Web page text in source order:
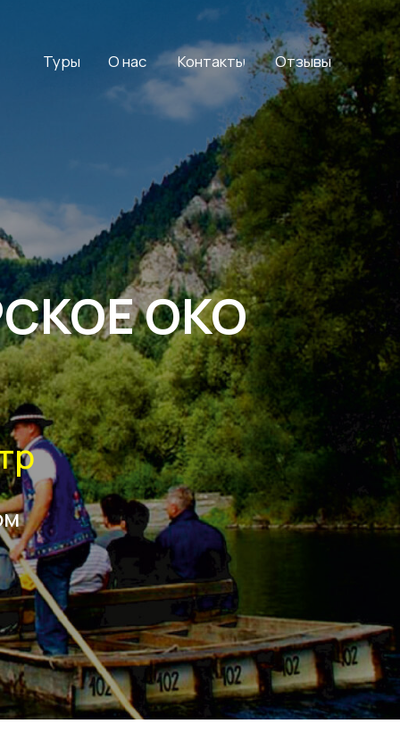
ОКО
О нас Контакты Отзывы